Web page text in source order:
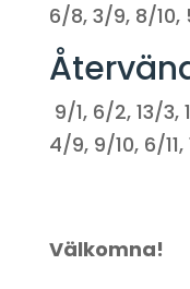
6/8, 3/9, 8/10,
9/1, 6/2, 13/
4/9, 9/10, 6/11,
Välkomna!